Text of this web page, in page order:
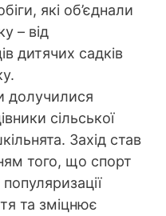
які об’єднали
– від
дитячих садків
долучилися
сільської
Захід став
того, що спорт
та зміцнює